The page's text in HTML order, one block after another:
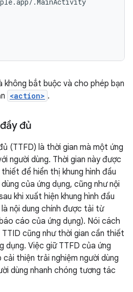
không bắt buộc và cho phép bạn
<action> .
đủ
(TTFD) là thời gian mà một ứng
người dùng. Thời gian này được
để hiển thị khung hình đầu
của ứng dụng, cũng như nội
khi xuất hiện khung hình đầu
nội dung chính được tải từ
cáo của ứng dụng). Nói cách
cũng như thời gian cần thiết
dụng. Việc giữ TTFD của ứng
thiện trải nghiệm người dùng
dùng nhanh chóng tương tác